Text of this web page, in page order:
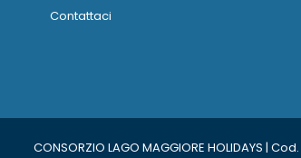
Contattaci
CONSORZIO LAGO MAGGIORE HOLIDAYS |